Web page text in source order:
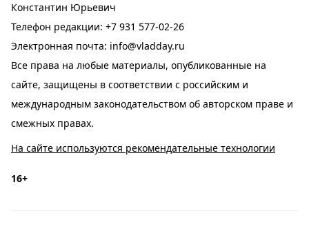
Константин Юрьевич
Телефон редакции: +7 931 577-02-26
Электронная почта: info@vladday.ru
Все права на любые материалы, опубликованные на
сайте, защищены в соответствии с российским и
международным законодательством об авторском праве и
смежных правах.
На сайте используются рекомендательные технологии
16+